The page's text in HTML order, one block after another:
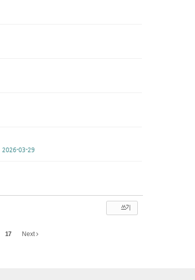
2026-03-29
쓰기
17 Next